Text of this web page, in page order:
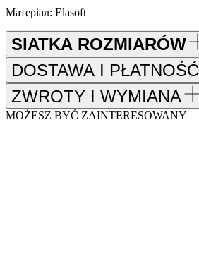
Матеріал: Elasoft
SIATKA ROZMIARÓW
DOSTAWA I PŁATNOŚĆ
ZWROTY I WYMIANA
MOŻESZ BYĆ ZAINTERESOWANY